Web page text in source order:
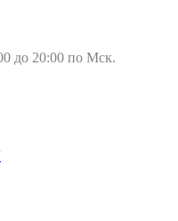
до 20:00 по Мск.